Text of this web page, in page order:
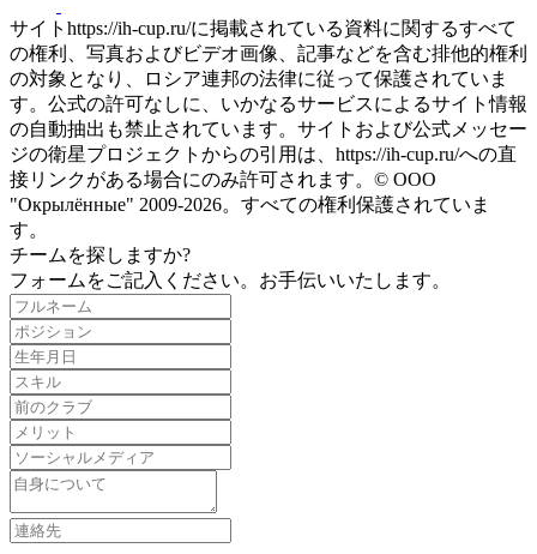
サイトhttps://ih-cup.ru/に掲載されている資料に関するすべて
の権利、写真およびビデオ画像、記事などを含む排他的権利
の対象となり、ロシア連邦の法律に従って保護されていま
す。公式の許可なしに、いかなるサービスによるサイト情報
の自動抽出も禁止されています。サイトおよび公式メッセー
ジの衛星プロジェクトからの引用は、https://ih-cup.ru/への直
接リンクがある場合にのみ許可されます。© ООО
"Окрылённые" 2009-2026。すべての権利保護されていま
す。
チームを探しますか?
フォームをご記入ください。お手伝いいたします。